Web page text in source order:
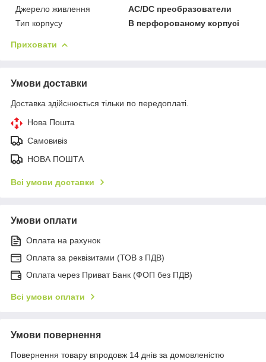
Джерело живлення
AC/DC преобразователи
Тип корпусу
В перфорованому корпусі
Приховати
Умови доставки
Доставка здійснюється тільки по передоплаті.
Нова Пошта
Самовивіз
НОВА ПОШТА
Всі умови доставки
Умови оплати
Оплата на рахунок
Оплата за реквізитами (ТОВ з ПДВ)
Оплата через Приват Банк (ФОП без ПДВ)
Всі умови оплати
Умови повернення
Повернення товару впродовж 14 днів за домовленістю